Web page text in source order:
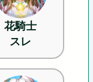
花騎士
スレ